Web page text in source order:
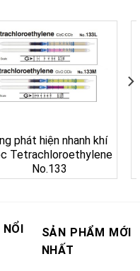
phát hiện nhanh khí
Tetrachloroethylene
No.133
SẢN PHẨM MỚI
NHẤT